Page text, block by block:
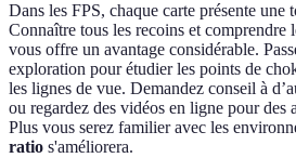
Dans les FPS, chaque carte présente une
Connaître tous les recoins et comprendre
vous offre un avantage considérable.
exploration pour étudier les points de
les lignes de vue. Demandez conseil à
ou regardez des vidéos en ligne pour des
Plus vous serez familier avec les
ratio s'améliorera.